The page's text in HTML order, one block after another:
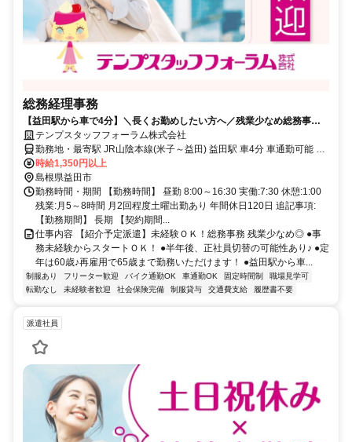
総務経理事務
【益田駅から車で4分】＼長くお勤めしたい方へ／残業少なめ総務事務♪
年間休日120日
テンプスタッフフォーラム株式会社
勤務地・最寄駅 JR山陰本線(米子～益田) 益田駅 車4分 車通勤可能 駐
車場無料完備
時給1,350円以上
島根県益田市
勤務時間・期間 【勤務時間】 昼勤 8:00～16:30 実働:7:30 休憩:1:00
残業:月5～8時間 月2回程度土曜出勤あり 年間休日120日 追記事項:
【勤務期間】 長期 【契約期間...
仕事内容 【紹介予定派遣】未経験ＯＫ！総務事務 残業少なめ◎ ●事
務未経験からスタートＯＫ！ ●半年後、正社員切替の可能性あり♪ ●定
年は60歳♪再雇用で65歳まで勤務いただけます！ ●益田駅から車...
制服あり フリーター歓迎 バイク通勤OK 車通勤OK 固定時間制
職場見学可
転勤なし
未経験者歓迎 社会保険完備 制服貸与 交通費支給 履歴書不要
派遣社員